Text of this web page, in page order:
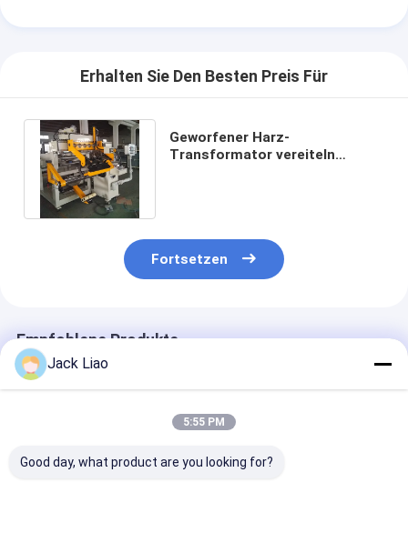
Erhalten Sie Den Besten Preis Für
Geworfener Harz-
Transformator vereiteln
Fortsetzen
Empfohlene Produkte
Jack Liao
5:55 PM
Good day, what product are you looking for?